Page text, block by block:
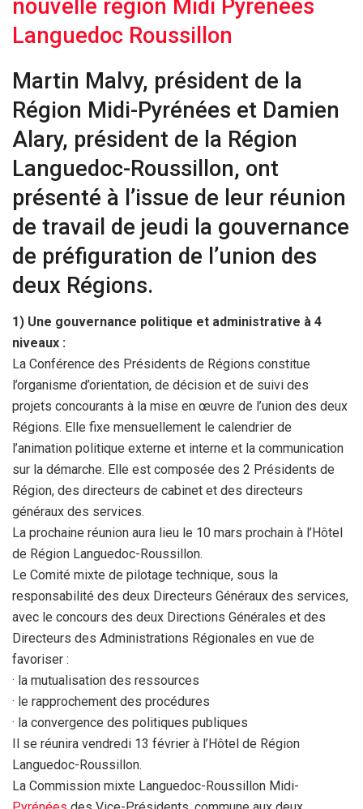
Martin Malvy, président de la
Région Midi-Pyrénées et Damien
Alary, président de la Région
Languedoc-Roussillon, ont
présenté à l’issue de leur réunion
de travail de jeudi la gouvernance
de préfiguration de l’union des
deux Régions.
1) Une gouvernance politique et administrative à 4
niveaux :
La Conférence des Présidents de Régions constitue
l’organisme d’orientation, de décision et de suivi des
projets concourants à la mise en œuvre de l’union des deux
Régions. Elle fixe mensuellement le calendrier de
l’animation politique externe et interne et la communication
sur la démarche. Elle est composée des 2 Présidents de
Région, des directeurs de cabinet et des directeurs
généraux des services.
La prochaine réunion aura lieu le 10 mars prochain à l’Hôtel
de Région Languedoc-Roussillon.
Le Comité mixte de pilotage technique, sous la
responsabilité des deux Directeurs Généraux des services,
avec le concours des deux Directions Générales et des
Directeurs des Administrations Régionales en vue de
favoriser :
· la mutualisation des ressources
· le rapprochement des procédures
· la convergence des politiques publiques
Il se réunira vendredi 13 février à l’Hôtel de Région
Languedoc-Roussillon.
La Commission mixte Languedoc-Roussillon Midi-